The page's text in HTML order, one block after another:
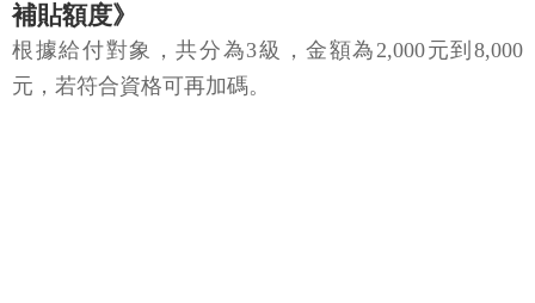
補貼額度》
根據給付對象，共分為3級，金額為2,000元到8,000
元，若符合資格可再加碼。